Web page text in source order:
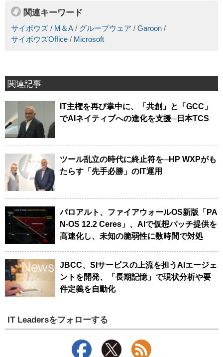
関連キーワード
サイボウズ / M＆A / グループウェア / Garoon /
サイボウズOffice / Microsoft
関連記事
IT主権を再び掌中に、「共創」と「GCC」
でAIネイティブへの進化を支援─日本TCS
ツール乱立の時代に終止符を─HP WXPがも
たらす「先手必勝」のIT運用
パロアルト、ファイアウォールOS新版「PA
N-OS 12.2 Ceres」、AIで仮想パッチ提供を
高速化し、未知の脆弱性に数時間で対処
JBCC、SIサービスの上流を担うAIエージェ
ントを開発、「長期記憶」で現状分析や要
件定義を自動化
IT Leadersをフォローする